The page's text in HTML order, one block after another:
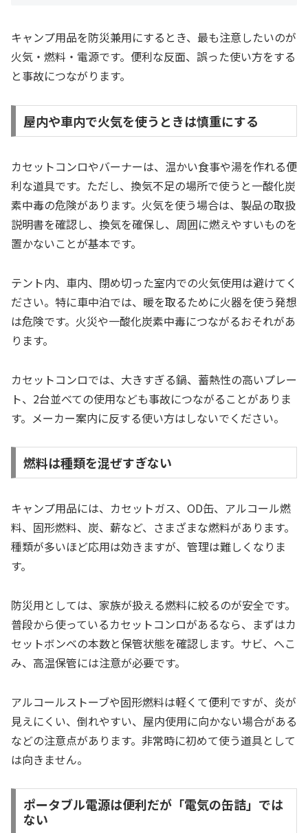
キャンプ用品を防災兼用にするとき、最も注意したいのが
火気・燃料・電源です。便利な反面、誤った使い方をする
と事故につながります。
屋内や車内で火気を使うときは慎重にする
カセットコンロやバーナーは、温かい食事や湯を作れる便
利な道具です。ただし、換気不足の場所で使うと一酸化炭
素中毒の危険があります。火気を使う場合は、製品の取扱
説明書を確認し、換気を確保し、周囲に燃えやすいものを
置かないことが基本です。
テント内、車内、閉め切った室内での火気使用は避けてく
ださい。特に車中泊では、暖を取るために火器を使う発想
は危険です。火災や一酸化炭素中毒につながるおそれがあ
ります。
カセットコンロでは、大きすぎる鍋、蓄熱性の高いプレー
ト、2台並べての使用なども事故につながることがありま
す。メーカー案内に反する使い方はしないでください。
燃料は種類を混ぜすぎない
キャンプ用品には、カセットガス、OD缶、アルコール燃
料、固形燃料、炭、薪など、さまざまな燃料があります。
種類が多いほど応用は効きますが、管理は難しくなりま
す。
防災用としては、家族が扱える燃料に絞るのが安全です。
普段から使っているカセットコンロがあるなら、まずはカ
セットボンベの本数と保管状態を確認します。サビ、へこ
み、高温保管には注意が必要です。
アルコールストーブや固形燃料は軽くて便利ですが、炎が
見えにくい、倒れやすい、屋内使用に向かない場合がある
などの注意点があります。非常時に初めて使う道具として
は向きません。
ポータブル電源は便利だが「電気の缶詰」では
ない